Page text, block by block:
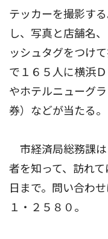
テッカーを撮影す
し、写真と店舗名
ッシュタグをつけ
で１６５人に横浜
やホテルニューグ
券）などが当たる。
市経済局総務課は
者を知って、訪れ
日まで。問い合わ
１・２５８０。